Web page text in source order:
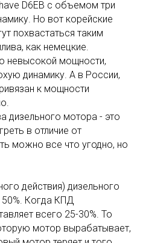
D6EB с объемом три
Но вот корейские
похвастаться таким
как немецкие.
невысокой мощности,
динамику. А в России,
к мощности
дизельного мотора - это
в отличие от
можно все что угодно, но
действия) дизельного
50%. Когда КПД
всего 25-30%. То
мотор вырабатывает,